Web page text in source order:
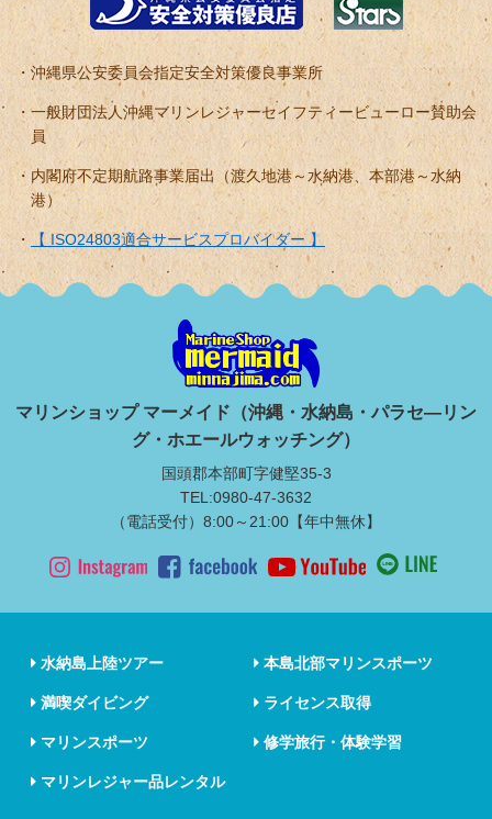
沖縄県公安委員会指定安全対策優良事業所
一般財団法人沖縄マリンレジャーセイフティービューロー賛助会
員
内閣府不定期航路事業届出（渡久地港～水納港、本部港～水納
港）
【 ISO24803適合サービスプロバイダー 】
マリンショップ マーメイド（沖縄・水納島・パラセ―リン
グ・ホエールウォッチング）
国頭郡本部町字健堅35-3
TEL:0980-47-3632
（電話受付）8:00～21:00【年中無休】
水納島上陸ツアー 本島北部マリンスポーツ
満喫ダイビング ライセンス取得
マリンスポーツ 修学旅行・体験学習
マリンレジャー品レンタル